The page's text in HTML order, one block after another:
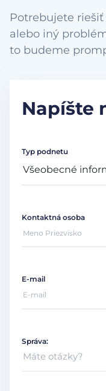
Potrebujete
alebo iný
to budeme
Napíšte
Typ podnetu
Kontaktná osoba
E-mail
Správa: